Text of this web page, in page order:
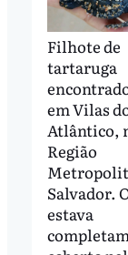
Filhote de
tartaruga
em Vilas
Atlântico,
Região
Salvador.
estava